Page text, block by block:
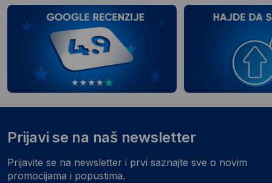
Prijavi se na naš newsletter
Prijavite se na newsletter i prvi saznajte sve o novim
promocijama i popustima.